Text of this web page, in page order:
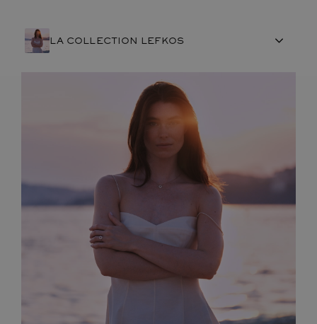
LA COLLECTION LEFKOS
ARTISANAT FRANÇAIS
ENGAGEMENTS